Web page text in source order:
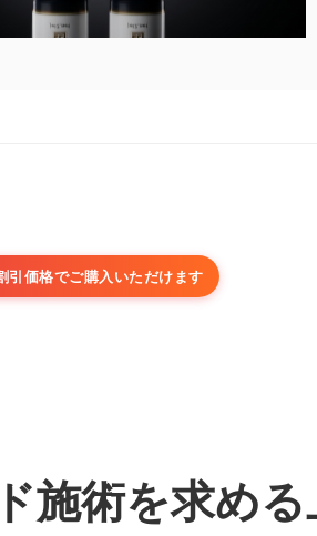
引価格でご購入いただけます
施術を求め